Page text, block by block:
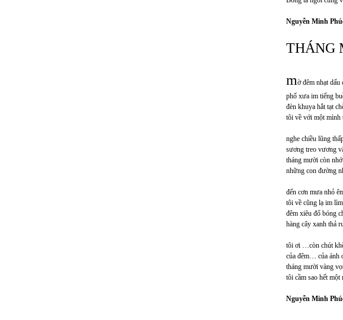
Nguyễn Minh
THÁNG
mờ đêm nhạt dấu
phố xưa im tiếng
đèn khuya hắt tạt
tôi về với một
nghe chiều lũng
sương treo vương
tháng mười còn
những con đường
đến cơn mưa nhỏ
tôi về cũng lạ im
đêm xiêu đổ bóng
hàng cây xanh thả
tôi ơi …còn chút
của đêm… của ánh
tháng mười vàng
tôi cầm sao hết
Nguyễn Minh